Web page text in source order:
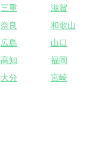
三重
滋賀
奈良
和歌山
広島
山口
高知
福岡
大分
宮崎